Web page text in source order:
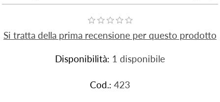
Si tratta della prima recensione per questo prodotto
Disponibilità: 1 disponibile
Cod.: 423